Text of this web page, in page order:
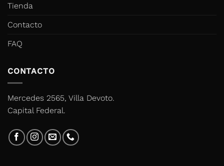
Tienda
Contacto
FAQ
CONTACTO
Mercedes 2565, Villa Devoto.
Capital Federal.